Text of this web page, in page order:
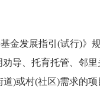
金发展指引(试行)》
导、托育托管、邻里
)或村(社区)需求的项